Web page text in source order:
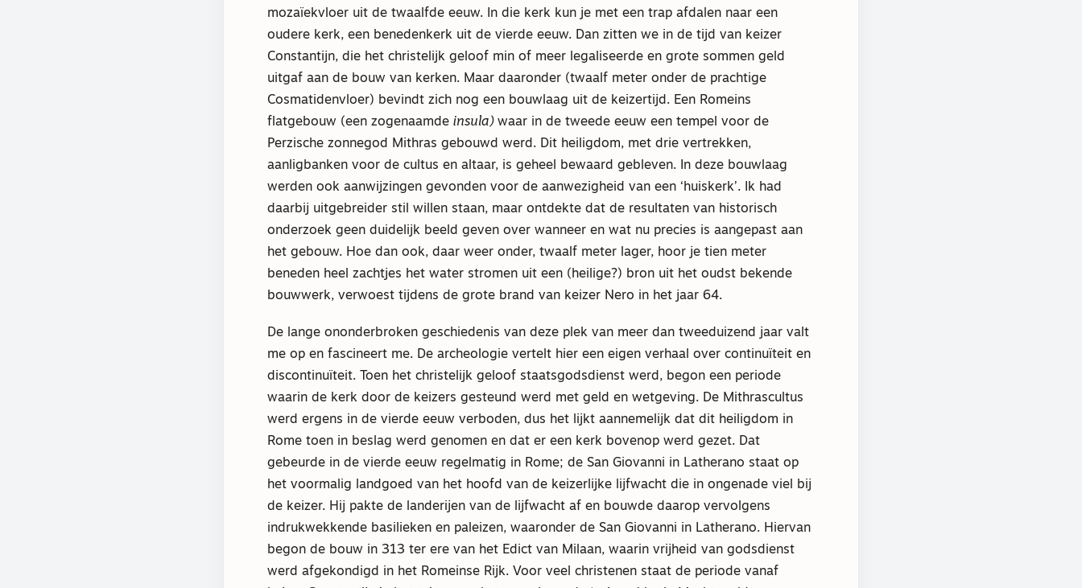
mozaïekvloer uit de twaalfde eeuw. In die kerk kun je met een trap afdalen naar een
oudere kerk, een benedenkerk uit de vierde eeuw. Dan zitten we in de tijd van keizer
Constantijn, die het christelijk geloof min of meer legaliseerde en grote sommen geld
uitgaf aan de bouw van kerken. Maar daaronder (twaalf meter onder de prachtige
Cosmatidenvloer) bevindt zich nog een bouwlaag uit de keizertijd. Een Romeins
flatgebouw (een zogenaamde insula) waar in de tweede eeuw een tempel voor de
Perzische zonnegod Mithras gebouwd werd. Dit heiligdom, met drie vertrekken,
aanligbanken voor de cultus en altaar, is geheel bewaard gebleven. In deze bouwlaag
werden ook aanwijzingen gevonden voor de aanwezigheid van een ‘huiskerk’. Ik had
daarbij uitgebreider stil willen staan, maar ontdekte dat de resultaten van historisch
onderzoek geen duidelijk beeld geven over wanneer en wat nu precies is aangepast aan
het gebouw. Hoe dan ook, daar weer onder, twaalf meter lager, hoor je tien meter
beneden heel zachtjes het water stromen uit een (heilige?) bron uit het oudst bekende
bouwwerk, verwoest tijdens de grote brand van keizer Nero in het jaar 64.
De lange ononderbroken geschiedenis van deze plek van meer dan tweeduizend jaar valt
me op en fascineert me. De archeologie vertelt hier een eigen verhaal over continuïteit en
discontinuïteit. Toen het christelijk geloof staatsgodsdienst werd, begon een periode
waarin de kerk door de keizers gesteund werd met geld en wetgeving. De Mithrascultus
werd ergens in de vierde eeuw verboden, dus het lijkt aannemelijk dat dit heiligdom in
Rome toen in beslag werd genomen en dat er een kerk bovenop werd gezet. Dat
gebeurde in de vierde eeuw regelmatig in Rome; de San Giovanni in Latherano staat op
het voormalig landgoed van het hoofd van de keizerlijke lijfwacht die in ongenade viel bij
de keizer. Hij pakte de landerijen van de lijfwacht af en bouwde daarop vervolgens
indrukwekkende basilieken en paleizen, waaronder de San Giovanni in Latherano. Hiervan
begon de bouw in 313 ter ere van het Edict van Milaan, waarin vrijheid van godsdienst
werd afgekondigd in het Romeinse Rijk. Voor veel christenen staat de periode vanaf